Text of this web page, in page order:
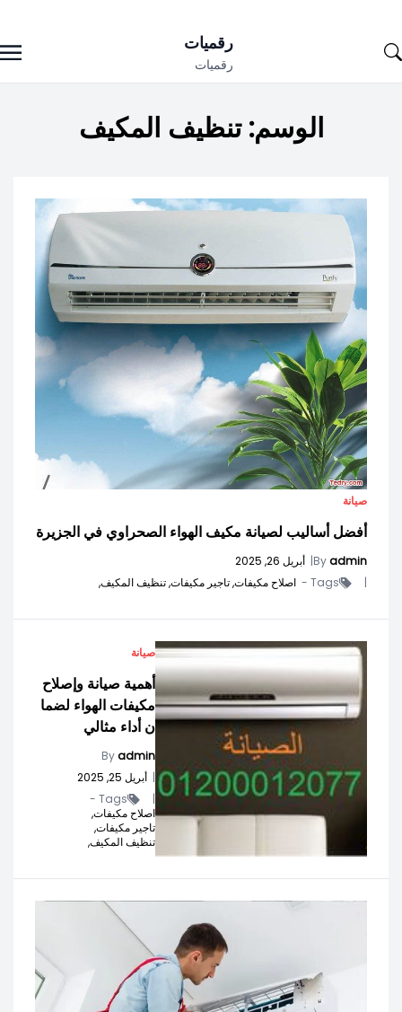
to
رقميات
رقميات
الوسم:تنظيف المكيف
صيانة
أفضل أساليب لصيانة مكيف الهواء الصحراوي في الجزيرة
Byadmin
| أبريل 26, 2025
|
Tags - اصلاح مكيفات,تاجير مكيفات,تنظيف المكيف,
صيانة
أهمية صيانة وإصلاح
مكيفات الهواء لضما
ن أداء مثالي
Byadmin
| أبريل 25, 2025
|
Tags -
اصلاح مكيفات,
تاجير مكيفات,
تنظيف المكيف,